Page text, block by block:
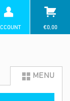
€0,00
MENU